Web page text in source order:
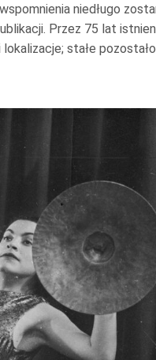
niedługo
Przez 75 lat
stałe pozostało